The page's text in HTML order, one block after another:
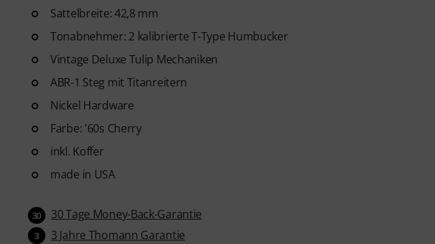
Sattelbreite: 42,8 mm
Tonabnehmer: 2 kalibrierte T-Type Humbucker
Vintage Deluxe Tulip Mechaniken
ABR-1 Steg mit Titanreitern
Nickel Hardware
Farbe: '60s Cherry
inkl. Koffer
made in USA
30 30 Tage Money-Back-Garantie
3 3 Jahre Thomann Garantie